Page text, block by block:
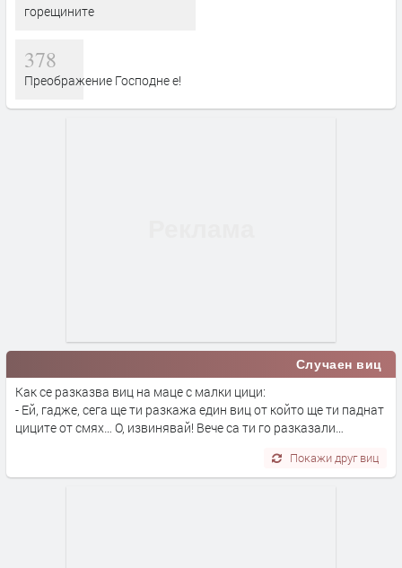
горещините
378
Преображение Господне е!
Случаен виц
Как се разказва виц на маце с малки цици:
- Ей, гадже, сега ще ти разкажа един виц от който ще ти паднат
циците от смях… О, извинявай! Вече са ти го разказали…
Покажи друг виц